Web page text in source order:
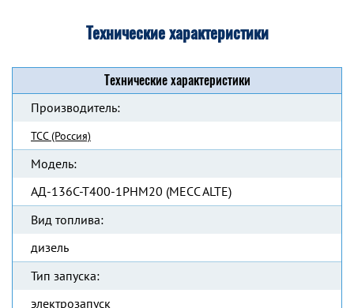
Технические характеристики
Технические характеристики
Производитель:
ТСС (Россия)
Модель:
АД-136С-Т400-1РНМ20 (MECC ALTE)
Вид топлива:
дизель
Тип запуска:
электрозапуск